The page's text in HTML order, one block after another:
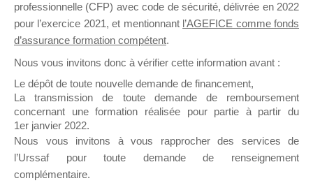
Formation qui souhaitent répondre à l’Appel à
Propositions Mallette du Dirigeant.
sur lequel il est possible de laisser un message
ou poser une question.
NB : Il est nécessaire d’êtreinscrit(e)pour
pouvoir rejoindre ce groupe
professionnelle (CFP) avec code de sécurité, délivrée en 2022
pour l’exercice 2021, et mentionnant l’AGEFICE comme fonds
d’assurance formation compétent.
Nous vous invitons donc à vérifier cette information avant :
Le dépôt de toute nouvelle demande de financement,
La transmission de toute demande de remboursement
concernant une formation réalisée pour partie à partir du
1er janvier 2022.
Nous vous invitons à vous rapprocher des services de
l’Urssaf pour toute demande de renseignement
complémentaire.